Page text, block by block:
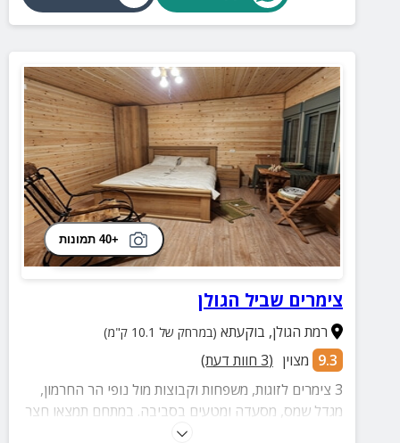
+40 תמונות
צימרים שביל הגולן
רמת הגולן, בוקעתא (במרחק של 10.1 ק"מ)
9.3 מצוין (
3 חוות דעת)
3 צימרים לזוגות, משפחות וקבוצות מול נופי הר החרמון,
מגדל שמס, מסעדה ומטעים בסביבה. במתחם תמצאו חצר
גדולה ומטופחת הכוללת מגוון פינות ישיבה וחדר התכנסזות